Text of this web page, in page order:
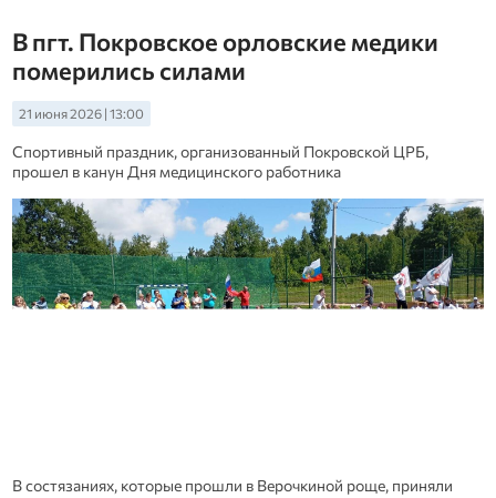
В пгт. Покровское орловские медики
померились силами
21 июня 2026 | 13:00
Спортивный праздник, организованный Покровской ЦРБ,
прошел в канун Дня медицинского работника
В состязаниях, которые прошли в Верочкиной роще, приняли